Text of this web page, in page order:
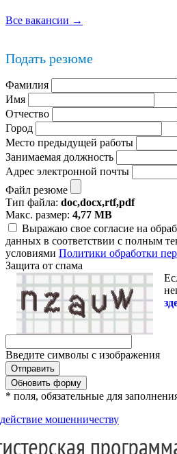
Все вакансии →
Подать резюме
Фамилия
Имя
Отчество
Город
Место предыдущей работы
Занимаемая должность
Адрес электронной почты
Файл резюме
Тип файла: doc,docx,rtf,pdf
Макс. размер: 4,77 MB
Выражаю свое согласие на
данных в соответствии с полным
условиями Политики обработки
Защита от спама
Введите символы с изображения
Обновить форму
* поля, обязательные для
мошенничеству